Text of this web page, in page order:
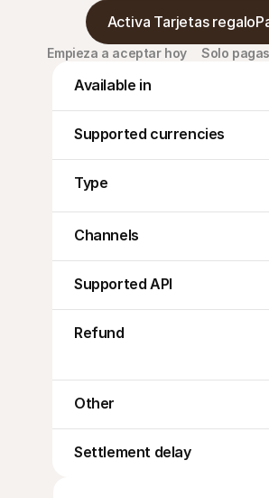
Activa Tarjetas
Empieza a aceptar hoy Solo
Available in
Supported currencies
Type
Channels
Supported API
Refund
Other
Settlement delay